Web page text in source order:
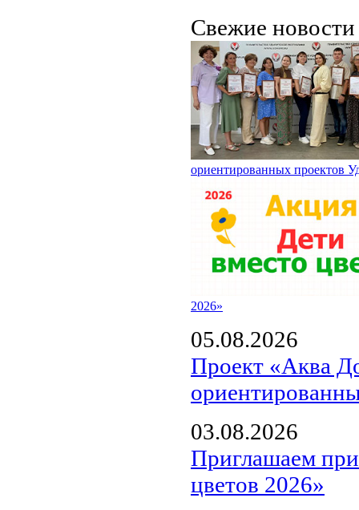
Свежие
ориентированных проектов
2026»
05.08.2026
Проект «Аква
03.08.2026
Приглашаем
цветов 2026»